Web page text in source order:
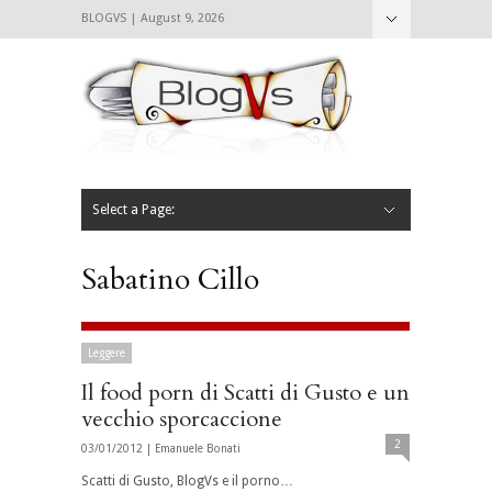
BLOGVS | August 9, 2026
Select a Page:
Sabatino Cillo
Leggere
Il food porn di Scatti di Gusto e un
vecchio sporcaccione
03/01/2012 | Emanuele Bonati 2
Scatti di Gusto, BlogVs e il porno…